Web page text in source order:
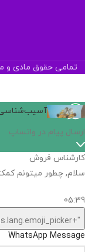
تمامی حقوق مادی و
آسیب‌شناسی
ارسال پیام در واتساپ
کارشناس فروش
سلام, چطور میتونم
05:39
"+chaty_settings.lang.emoji_picker+"
WhatsApp Message